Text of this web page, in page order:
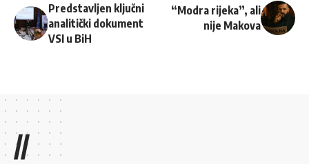
Predstavljen ključni
analitički dokument
VSI u BiH
“Modra rijeka”, ali
nije Makova
//